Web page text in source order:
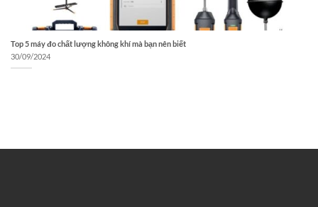
Top 5 máy đo chất lượng không khí mà bạn nên biết
30/09/2024